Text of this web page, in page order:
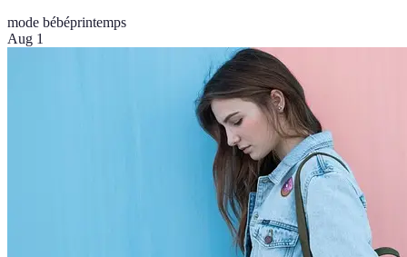
mode bébéprintemps
Aug 1